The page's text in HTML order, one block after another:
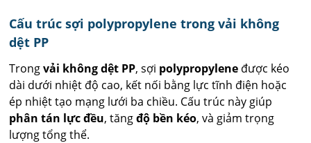
Cấu trúc sợi polypropylene trong vải không
dệt PP
Trongvải không dệt PP, sợi polypropylene được kéo
dài dưới nhiệt độ cao, kết nối bằng lực tĩnh điện hoặc
ép nhiệt tạo mạng lưới ba chiều. Cấu trúc này giúp
phân tán lực đều, tăngđộ bền kéo, và giảm trọng
lượng tổng thể.